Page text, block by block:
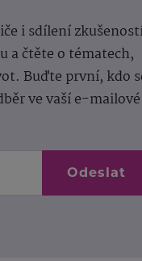
i sdílení
a čtěte o tématech,
Buďte první, kdo
ve vaší e-mailové
Odeslat